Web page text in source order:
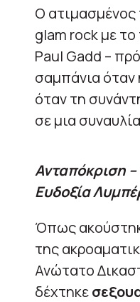
Ο
glam rock με
Paul Gadd –
σαμπάνια όταν
όταν τη
σε μια
Ανταπόκριση
Ευδοξία
Όπως
της
Ανώτατο
δέχτηκε